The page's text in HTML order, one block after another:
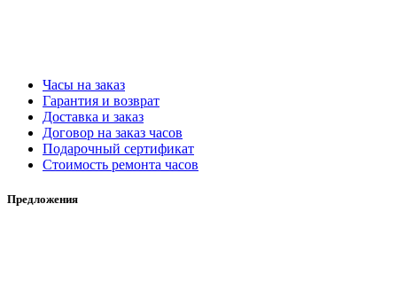
Часы на заказ
Гарантия и возврат
Доставка и заказ
Договор на заказ часов
Подарочный сертификат
Стоимость ремонта часов
Предложения